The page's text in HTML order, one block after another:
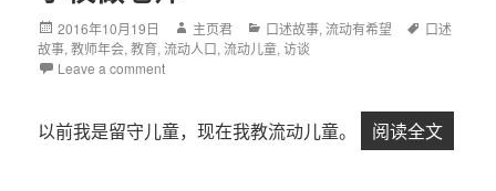
Posted
on
2016年10月19日 Author
主页君 Categories
口述故事,流动有希望 Tags
口述
故事,教师年会,教育,流动人口,流动儿童,访谈
Leave a comment
以前我是留守儿童，现在我教流动儿童。 阅读全文